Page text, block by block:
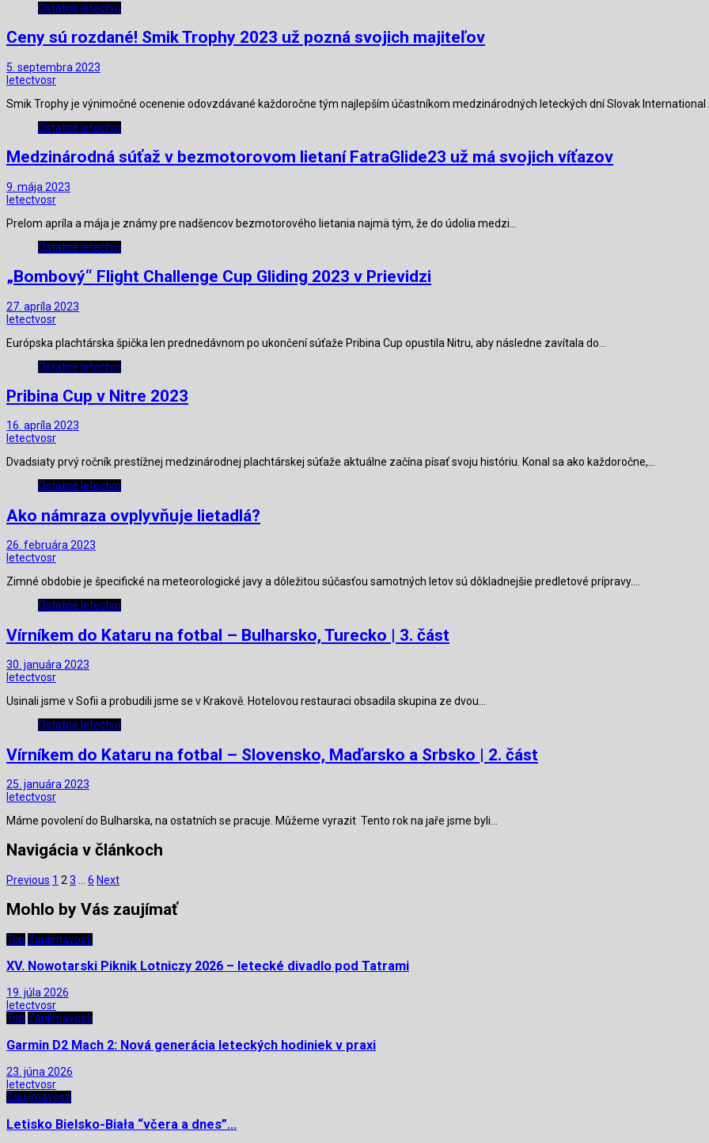
Ostatné letectvo
Ceny sú rozdané! Smik Trophy 2023 už pozná svojich majiteľov
5. septembra 2023
letectvosr
Smik Trophy je výnimočné ocenenie odovzdávané každoročne tým najlepším účastníkom medzinárodných leteckých dní Slovak International
Ostatné letectvo
Medzinárodná súťaž v bezmotorovom lietaní FatraGlide23 už má svojich víťazov
9. mája 2023
letectvosr
Prelom apríla a mája je známy pre nadšencov bezmotorového lietania najmä tým, že do údolia medzi…
Ostatné letectvo
„Bombový“ Flight Challenge Cup Gliding 2023 v Prievidzi
27. apríla 2023
letectvosr
Európska plachtárska špička len prednedávnom po ukončení súťaže Pribina Cup opustila Nitru, aby následne zavítala do…
Ostatné letectvo
Pribina Cup v Nitre 2023
16. apríla 2023
letectvosr
Dvadsiaty prvý ročník prestížnej medzinárodnej plachtárskej súťaže aktuálne začína písať svoju históriu. Konal sa ako každoročne,…
Ostatné letectvo
Ako námraza ovplyvňuje lietadlá?
26. februára 2023
letectvosr
Zimné obdobie je špecifické na meteorologické javy a dôležitou súčasťou samotných letov sú dôkladnejšie predletové prípravy.…
Ostatné letectvo
Vírníkem do Kataru na fotbal – Bulharsko, Turecko | 3. část
30. januára 2023
letectvosr
Usinali jsme v Sofii a probudili jsme se v Krakově. Hotelovou restauraci obsadila skupina ze dvou…
Ostatné letectvo
Vírníkem do Kataru na fotbal – Slovensko, Maďarsko a Srbsko | 2. část
25. januára 2023
letectvosr
Máme povolení do Bulharska, na ostatních se pracuje. Můžeme vyrazit Tento rok na jaře jsme byli…
Navigácia v článkoch
Previous 1 2 3 6 Next
Mohlo by Vás zaujímať
Top Zaujímavosti
XV. Nowotarski Piknik Lotniczy 2026 – letecké divadlo pod Tatrami
19. júla 2026
letectvosr
Top Zaujímavosti
Garmin D2 Mach 2: Nová generácia leteckých hodiniek v praxi
23. júna 2026
letectvosr
Zaujímavosti
Letisko Bielsko-Biała “včera a dnes”…